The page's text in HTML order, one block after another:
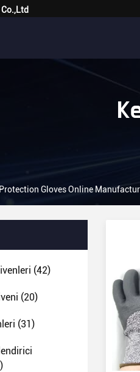
Gloves Online
(42)
(20)
(31)